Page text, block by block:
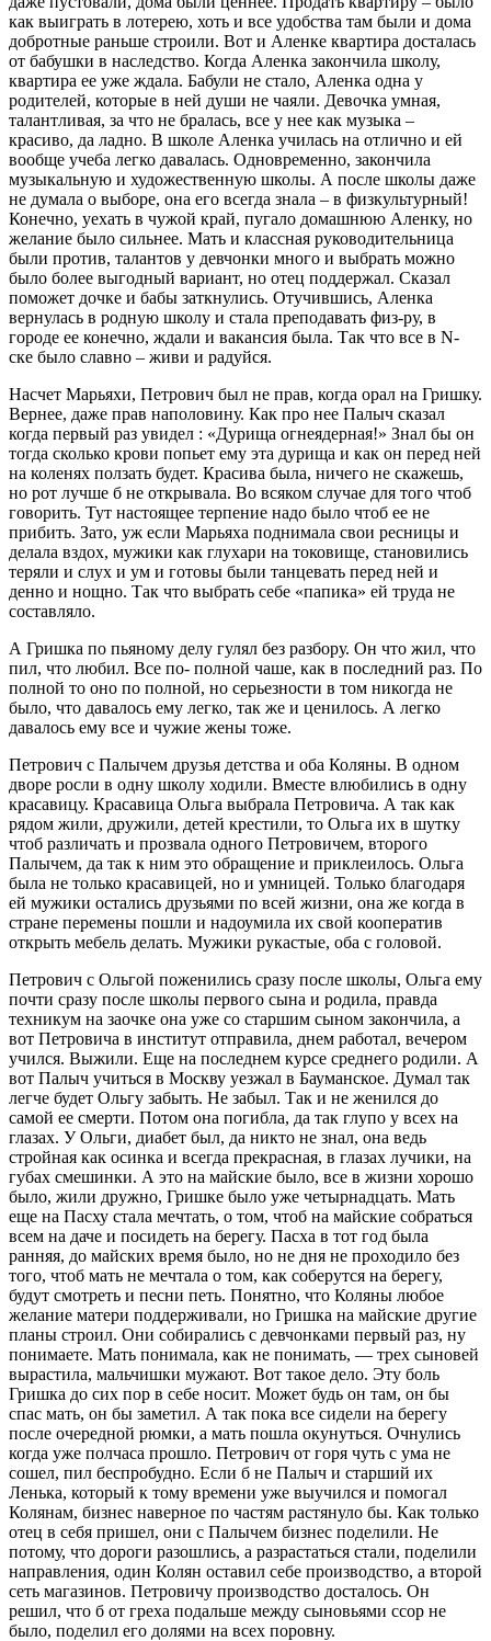
как выиграть в лотерею, хоть и все удобства там были и дома
добротные раньше строили. Вот и Аленке квартира досталась
от бабушки в наследство. Когда Аленка закончила школу,
квартира ее уже ждала. Бабули не стало, Аленка одна у
родителей, которые в ней души не чаяли. Девочка умная,
талантливая, за что не бралась, все у нее как музыка –
красиво, да ладно. В школе Аленка училась на отлично и ей
вообще учеба легко давалась. Одновременно, закончила
музыкальную и художественную школы. А после школы даже
не думала о выборе, она его всегда знала – в физкультурный!
Конечно, уехать в чужой край, пугало домашнюю Аленку, но
желание было сильнее. Мать и классная руководительница
были против, талантов у девчонки много и выбрать можно
было более выгодный вариант, но отец поддержал. Сказал
поможет дочке и бабы заткнулись. Отучившись, Аленка
вернулась в родную школу и стала преподавать физ-ру, в
городе ее конечно, ждали и вакансия была. Так что все в N-
ске было славно – живи и радуйся.
Насчет Марьяхи, Петрович был не прав, когда орал на Гришку.
Вернее, даже прав наполовину. Как про нее Палыч сказал
когда первый раз увидел : «Дурища огнеядерная!» Знал бы он
тогда сколько крови попьет ему эта дурища и как он перед ней
на коленях ползать будет. Красива была, ничего не скажешь,
но рот лучше б не открывала. Во всяком случае для того чтоб
говорить. Тут настоящее терпение надо было чтоб ее не
прибить. Зато, уж если Марьяха поднимала свои ресницы и
делала вздох, мужики как глухари на токовище, становились
теряли и слух и ум и готовы были танцевать перед ней и
денно и нощно. Так что выбрать себе «папика» ей труда не
составляло.
А Гришка по пьяному делу гулял без разбору. Он что жил, что
пил, что любил. Все по- полной чаше, как в последний раз. По
полной то оно по полной, но серьезности в том никогда не
было, что давалось ему легко, так же и ценилось. А легко
давалось ему все и чужие жены тоже.
Петрович с Палычем друзья детства и оба Коляны. В одном
дворе росли в одну школу ходили. Вместе влюбились в одну
красавицу. Красавица Ольга выбрала Петровича. А так как
рядом жили, дружили, детей крестили, то Ольга их в шутку
чтоб различать и прозвала одного Петровичем, второго
Палычем, да так к ним это обращение и приклеилось. Ольга
была не только красавицей, но и умницей. Только благодаря
ей мужики остались друзьями по всей жизни, она же когда в
стране перемены пошли и надоумила их свой кооператив
открыть мебель делать. Мужики рукастые, оба с головой.
Петрович с Ольгой поженились сразу после школы, Ольга ему
почти сразу после школы первого сына и родила, правда
техникум на заочке она уже со старшим сыном закончила, а
вот Петровича в институт отправила, днем работал, вечером
учился. Выжили. Еще на последнем курсе среднего родили. А
вот Палыч учиться в Москву уезжал в Бауманское. Думал так
легче будет Ольгу забыть. Не забыл. Так и не женился до
самой ее смерти. Потом она погибла, да так глупо у всех на
глазах. У Ольги, диабет был, да никто не знал, она ведь
стройная как осинка и всегда прекрасная, в глазах лучики, на
губах смешинки. А это на майские было, все в жизни хорошо
было, жили дружно, Гришке было уже четырнадцать. Мать
еще на Пасху стала мечтать, о том, чтоб на майские собраться
всем на даче и посидеть на берегу. Пасха в тот год была
ранняя, до майских время было, но не дня не проходило без
того, чтоб мать не мечтала о том, как соберутся на берегу,
будут смотреть и песни петь. Понятно, что Коляны любое
желание матери поддерживали, но Гришка на майские другие
планы строил. Они собирались с девчонками первый раз, ну
понимаете. Мать понимала, как не понимать, — трех сыновей
вырастила, мальчишки мужают. Вот такое дело. Эту боль
Гришка до сих пор в себе носит. Может будь он там, он бы
спас мать, он бы заметил. А так пока все сидели на берегу
после очередной рюмки, а мать пошла окунуться. Очнулись
когда уже полчаса прошло. Петрович от горя чуть с ума не
сошел, пил беспробудно. Если б не Палыч и старший их
Ленька, который к тому времени уже выучился и помогал
Колянам, бизнес наверное по частям растянуло бы. Как только
отец в себя пришел, они с Палычем бизнес поделили. Не
потому, что дороги разошлись, а разрастаться стали, поделили
направления, один Колян оставил себе производство, а второй
сеть магазинов. Петровичу производство досталось. Он
решил, что б от греха подальше между сыновьями ссор не
было, поделил его долями на всех поровну.